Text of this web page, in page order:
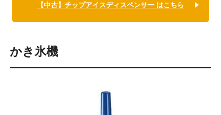
【中古】チップアイスディスペンサー はこちら
かき氷機